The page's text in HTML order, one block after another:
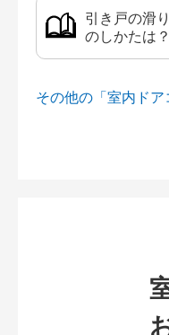
引き戸の滑
のしかたは？
その他の「室内ド